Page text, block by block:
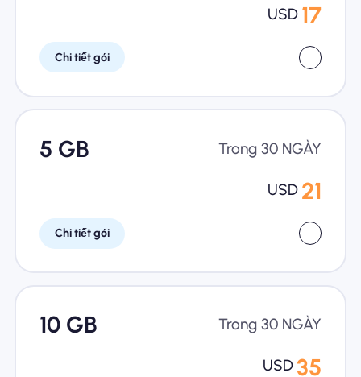
USD 17
Chi tiết gói
5 GB Trong 30 NGÀY
USD 21
Chi tiết gói
10 GB Trong 30 NGÀY
USD 35